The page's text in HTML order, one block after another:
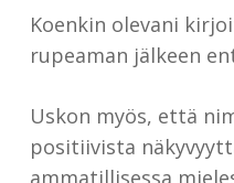
Koenkin olevani
rupeaman jälkeen
Uskon myös, että
positiivista
ammatillisessa